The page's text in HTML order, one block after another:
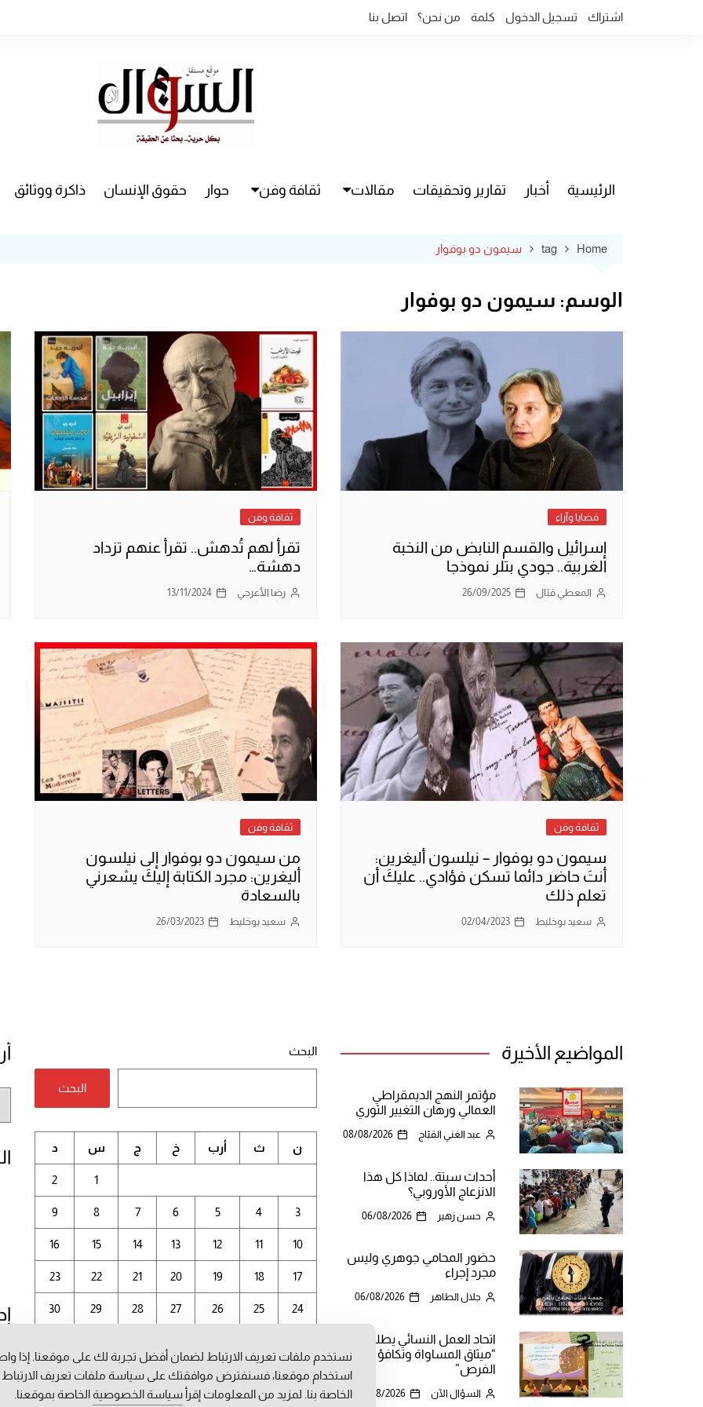
اشتراك تسجيل الدخول كلمة من نحن؟ اتصل بنا
الرئيسية أخبار تقارير وتحقيقات مقالات ثقافة وفن حوار حقوق الإنسان ذاكرة ووثائق
Home
tag سيمون دو بوفوار
الوسم: سيمون دو بوفوار
قضايا وآراء
إسرائيل والقسم النابض من النخبة
الغربية.. جودي بتلر نموذجا
المعطي قبّال 26/09/2025
ثقافة وفن
تقرأ لهم تُدهش.. تقرأ عنهم تزداد
دهشة…
رضا الأعرجي 13/11/2024
ثقافة وفن
سيمون دو بوفوار – نيلسون أليغرين:
أنتَ حاضر دائما تسكن فؤادي.. عليكَ أن
تعلم ذلك
سعيد بوخليط 02/04/2023
ثقافة وفن
من سيمون دو بوفوار إلى نيلسون
أليغرين: مجرد الكتابة إليكَ يشعرني
بالسعادة
سعيد بوخليط 26/03/2023
المواضيع الأخيرة
مؤتمر النهج الديمقراطي
العمالي ورهان التغيير الثوري
عبد الغني القبّاج 08/08/2026
أحداث سبتة.. لماذا كل هذا
الانزعاج الأوروبي؟
حسن زهير 06/08/2026
حضور المحامي جوهري وليس
مجرد إجراء
جلال الطاهر 06/08/2026
اتحاد العمل النسائي يطلق
“ميثاق المساواة وتكافؤ
الفرص”
السؤال الآن 06/08/2026
البحث
البحث
أغسطس 2026
ن ث أرب خ ج س د
1
2
3
4
5
6
7
8
9
10
11
12
13
14
15
16
17
18
19
20
21
22
23
24
25
26
27
28
29
30
نستخدم ملفات تعريف الارتباط لضمان أفضل تجربة لك على موقعنا. إذا
استخدام موقعنا، فسنفترض موافقتك على سياسة ملفات تعريف الارتباط
الخاصة بنا. لمزيد من المعلومات إقرأ سياسة الخصوصيةالخاصة بموقعنا.